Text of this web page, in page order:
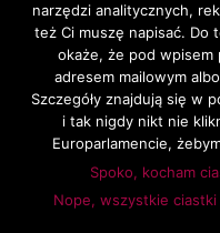
narzędzi analitycznych,
też Ci muszę napisać. Do
okaże, że pod wpisem
adresem mailowym
Szczegóły znajdują się w
i tak nigdy nikt nie
Europarlamencie,
Spoko, kocham
Nope, wszystkie ciastki